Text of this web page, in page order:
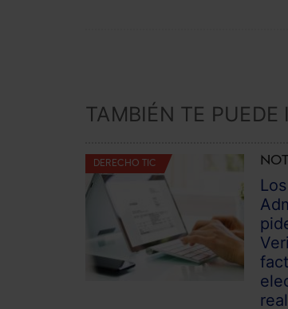
TAMBIÉN TE PUEDE
DERECHO TIC